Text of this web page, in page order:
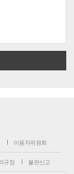
이용자위원회
규정 불편신고